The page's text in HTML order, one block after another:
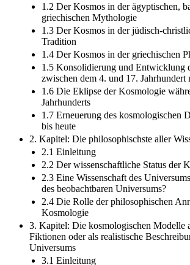
1.2 Der Kosmos in der ägyptischen,
griechischen Mythologie
1.3 Der Kosmos in der jüdisch-
Tradition
1.4 Der Kosmos in der griechischen
1.5 Konsolidierung und Entwicklung
zwischen dem 4. und 17. Jahrhundert
1.6 Die Eklipse der Kosmologie
Jahrhunderts
1.7 Erneuerung des kosmologischen
bis heute
2. Kapitel: Die philosophischste aller
2.1 Einleitung
2.2 Der wissenschaftliche Status der
2.3 Eine Wissenschaft des
des beobachtbaren Universums?
2.4 Die Rolle der philosophischen
Kosmologie
3. Kapitel: Die kosmologischen Modelle
Fiktionen oder als realistische
Universums
3.1 Einleitung